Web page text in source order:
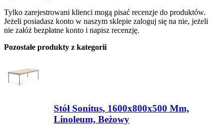
Tylko zarejestrowani klienci mogą pisać recenzje do produktów.
Jeżeli posiadasz konto w naszym sklepie zaloguj się na nie, jeżeli
nie załóż bezpłatne konto i napisz recenzję.
Pozostałe produkty z kategorii
Stół Sonitus, 1600x800x500 Mm,
Linoleum, Beżowy